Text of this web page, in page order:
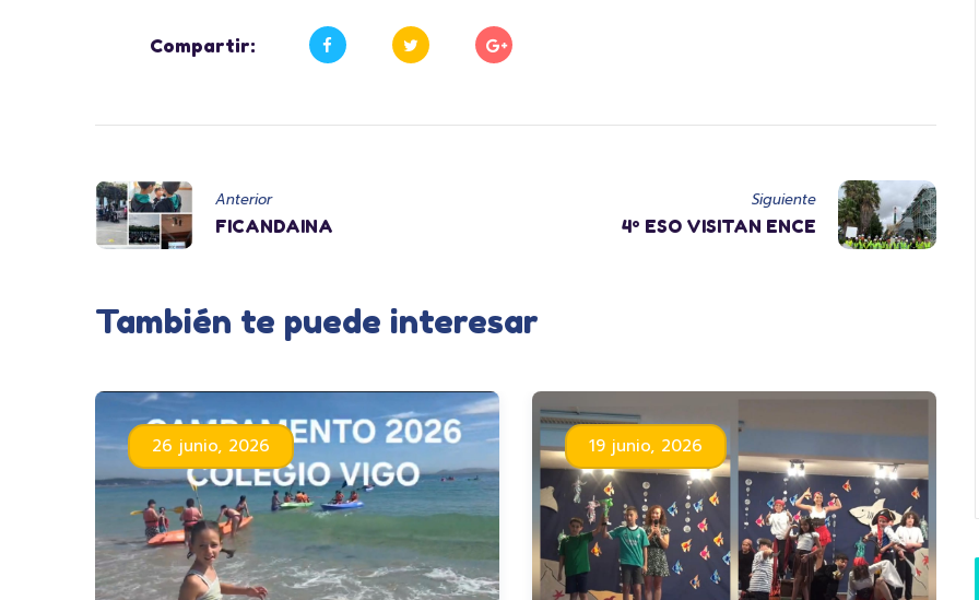
Compartir:
Anterior
FICANDAINA
Siguiente
4º ESO VISITAN ENCE
También te puede interesar
26 junio, 2026 19 junio, 2026